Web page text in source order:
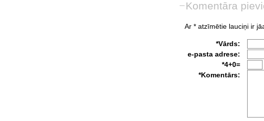
Komentāra
Ar * atzīmētie lauciņi ir
*Vārds:
e-pasta adrese:
*4+0=
*Komentārs: